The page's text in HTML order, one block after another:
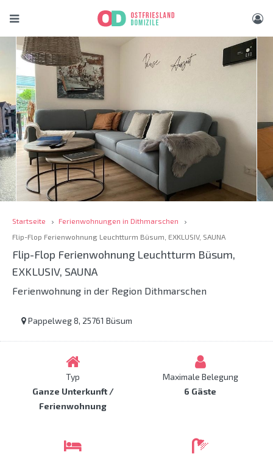
Startseite
Ferienwohnungen in Dithmarschen
Flip-Flop Ferienwohnung Leuchtturm Büsum, EXKLUSIV, SAUNA
Flip-Flop Ferienwohnung Leuchtturm Büsum,
EXKLUSIV, SAUNA
Ferienwohnung in der Region Dithmarschen
Pappelweg 8, 25761 Büsum
Typ
Ganze Unterkunft /
Ferienwohnung
Maximale Belegung
6 Gäste